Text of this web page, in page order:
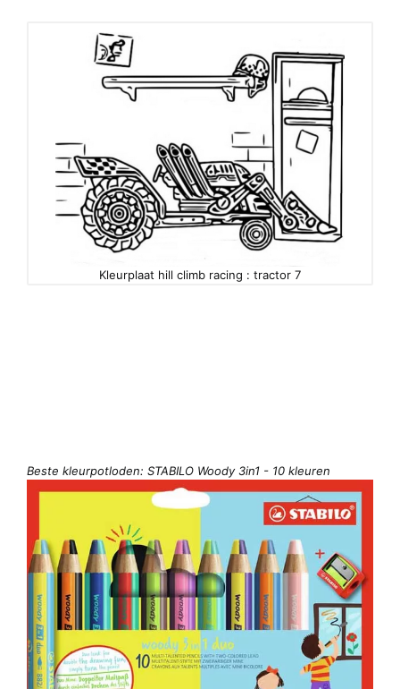
Kleurplaat hill climb racing : tractor 7
Beste kleurpotloden: STABILO Woody 3in1 - 10 kleuren